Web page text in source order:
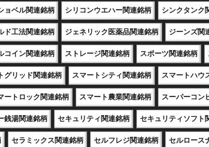
ョベル関連銘柄 シリコンウエハー関連銘柄 シンクタンク
ド工法関連銘柄 ジェネリック医薬品関連銘柄 ジーンズ関
コイン関連銘柄 ストレージ関連銘柄 スポーツ関連銘柄
グリッド関連銘柄 スマートシティ関連銘柄 スマートハウ
ートロック関連銘柄 スマート農業関連銘柄 スーパーコン
銭湯関連銘柄 セキュリティ関連銘柄 セキュリティソフト
セラミックス関連銘柄 セルフレジ関連銘柄 セルロース